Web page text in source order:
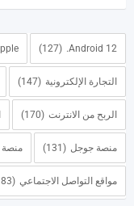
Android 12.
(127)
التجارة الإلكترونية (147)
الربح من الانترنت (170)
منصة جوجل (131)
مواقع التواصل الاجتماعي (183)